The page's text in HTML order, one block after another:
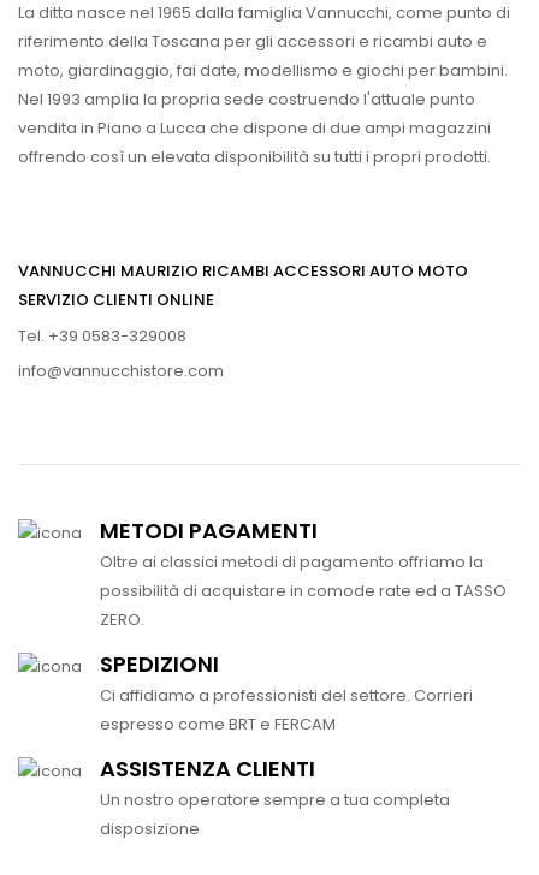
La ditta nasce nel 1965 dalla famiglia Vannucchi, come punto di
riferimento della Toscana per gli accessori e ricambi auto e
moto, giardinaggio, fai date, modellismo e giochi per bambini.
Nel 1993 amplia la propria sede costruendo l'attuale punto
vendita in Piano a Lucca che dispone di due ampi magazzini
offrendo così un elevata disponibilità su tutti i propri prodotti.
VANNUCCHI MAURIZIO RICAMBI ACCESSORI AUTO MOTO
SERVIZIO CLIENTI ONLINE
Tel. +39 0583-329008
info@vannucchistore.com
METODI PAGAMENTI
Oltre ai classici metodi di pagamento offriamo la
possibilità di acquistare in comode rate ed a TASSO
ZERO.
SPEDIZIONI
Ci affidiamo a professionisti del settore. Corrieri
espresso come BRT e FERCAM
ASSISTENZA CLIENTI
Un nostro operatore sempre a tua completa
disposizione